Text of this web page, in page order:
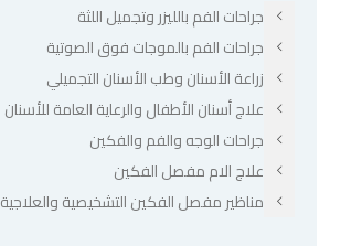
جراحات الفم بالليزر وتجميل اللثة
جراحات الفم بالموجات فوق الصوتية
زراعة الأسنان وطب الأسنان التجميلي
علاج أسنان الأطفال والرعاية العامة للأسنان
جراحات الوجه والفم والفكين
علاج الام مفصل الفكين
مناظير مفصل الفكين التشخيصية والعلاجية